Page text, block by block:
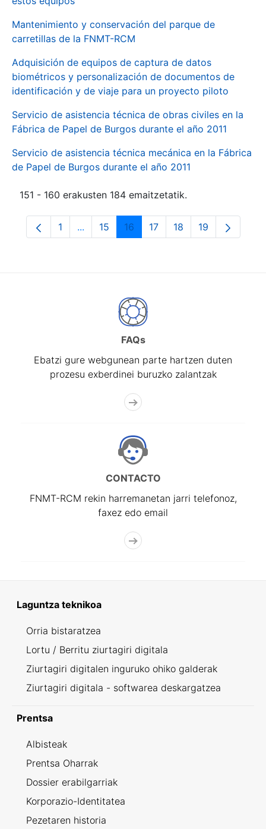
Mantenimiento y conservación del parque de
carretillas de la FNMT-RCM
Adquisición de equipos de captura de datos
biométricos y personalización de documentos de
identificación y de viaje para un proyecto piloto
Servicio de asistencia técnica de obras civiles en la
Fábrica de Papel de Burgos durante el año 2011
Servicio de asistencia técnica mecánica en la Fábrica
de Papel de Burgos durante el año 2011
151 - 160 erakusten 184 emaitzetatik.
Orrialdea
1 ...Intermediate Pages Use TAB to navigate.
Orrialdea
15 Orrialdea
16 Orrialdea
17 Orrialdea
18 Orrialdea
19
FAQs
Ebatzi gure webgunean parte hartzen duten
prozesu exberdinei buruzko zalantzak
CONTACTO
FNMT-RCM rekin harremanetan jarri telefonoz,
faxez edo email
Laguntza teknikoa
Orria bistaratzea
Lortu / Berritu ziurtagiri digitala
Ziurtagiri digitalen inguruko ohiko galderak
Ziurtagiri digitala - softwarea deskargatzea
Prentsa
Albisteak
Prentsa Oharrak
Dossier erabilgarriak
Korporazio-Identitatea
Pezetaren historia